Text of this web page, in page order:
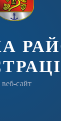
сайт